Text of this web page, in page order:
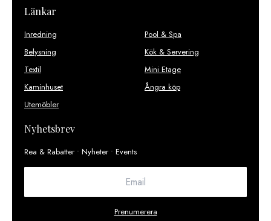
Länkar
Inredning
Belysning
Textil
Kaminhuset
Utemöbler
Pool & Spa
Kök & Servering
Mini Etage
Ångra köp
Nyhetsbrev
Rea & Rabatter • Nyheter • Events
Prenumerera